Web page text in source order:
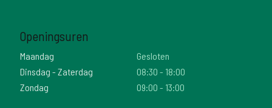
Openingsuren
Maandag
Gesloten
Dinsdag - Zaterdag
08:30 - 18:00
Zondag
09:00 - 13:00